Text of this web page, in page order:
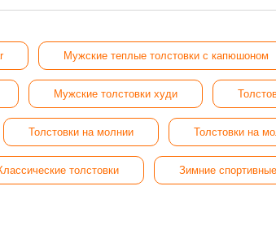
Мужские теплые толстовки с капюшоном
Мужские толстовки худи
Толстовки на молнии Толстовки на
толстовки Зимние